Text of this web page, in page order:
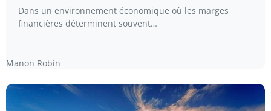
Dans un environnement économique où les marges
financières déterminent souvent…
Manon Robin